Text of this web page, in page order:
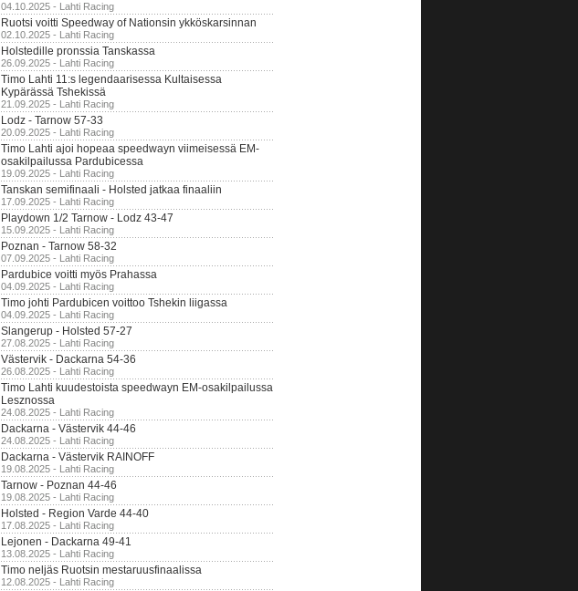
04.10.2025 - Lahti Racing
Ruotsi voitti Speedway of Nationsin ykköskarsinnan
02.10.2025 - Lahti Racing
Holstedille pronssia Tanskassa
26.09.2025 - Lahti Racing
Timo Lahti 11:s legendaarisessa Kultaisessa
Kypärässä Tshekissä
21.09.2025 - Lahti Racing
Lodz - Tarnow 57-33
20.09.2025 - Lahti Racing
Timo Lahti ajoi hopeaa speedwayn viimeisessä EM-
osakilpailussa Pardubicessa
19.09.2025 - Lahti Racing
Tanskan semifinaali - Holsted jatkaa finaaliin
17.09.2025 - Lahti Racing
Playdown 1/2 Tarnow - Lodz 43-47
15.09.2025 - Lahti Racing
Poznan - Tarnow 58-32
07.09.2025 - Lahti Racing
Pardubice voitti myös Prahassa
04.09.2025 - Lahti Racing
Timo johti Pardubicen voittoo Tshekin liigassa
04.09.2025 - Lahti Racing
Slangerup - Holsted 57-27
27.08.2025 - Lahti Racing
Västervik - Dackarna 54-36
26.08.2025 - Lahti Racing
Timo Lahti kuudestoista speedwayn EM-osakilpailussa
Lesznossa
24.08.2025 - Lahti Racing
Dackarna - Västervik 44-46
24.08.2025 - Lahti Racing
Dackarna - Västervik RAINOFF
19.08.2025 - Lahti Racing
Tarnow - Poznan 44-46
19.08.2025 - Lahti Racing
Holsted - Region Varde 44-40
17.08.2025 - Lahti Racing
Lejonen - Dackarna 49-41
13.08.2025 - Lahti Racing
Timo neljäs Ruotsin mestaruusfinaalissa
12.08.2025 - Lahti Racing